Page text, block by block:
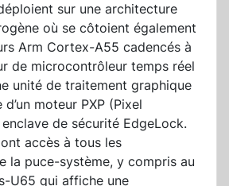
sur une architecture
où se côtoient également
Arm Cortex-A55 cadencés à
de microcontrôleur temps réel
unité de traitement graphique
moteur PXP (Pixel
de sécurité EdgeLock.
accès à tous les
la puce-système, y compris au
U65 qui affiche une